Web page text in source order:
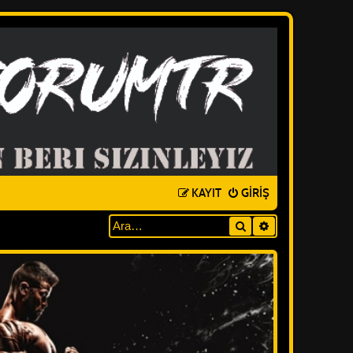
GIRIŞ
KAYIT
Ara